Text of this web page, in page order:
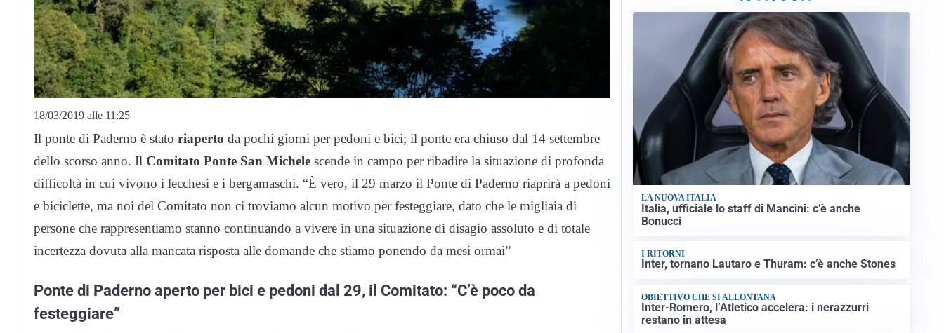
18/03/2019 alle 11:25
Il ponte di Paderno è stato riaperto da pochi giorni per pedoni e bici; il ponte era chiuso dal 14 settembre
dello scorso anno. Il Comitato Ponte San Michele scende in campo per ribadire la situazione di profonda
difficoltà in cui vivono i lecchesi e i bergamaschi. “È vero, il 29 marzo il Ponte di Paderno riaprirà a pedoni
e biciclette, ma noi del Comitato non ci troviamo alcun motivo per festeggiare, dato che le migliaia di
persone che rappresentiamo stanno continuando a vivere in una situazione di disagio assoluto e di totale
incertezza dovuta alla mancata risposta alle domande che stiamo ponendo da mesi ormai”
Ponte di Paderno aperto per bici e pedoni dal 29, il Comitato: “C’è poco da
festeggiare”
LA NUOVA ITALIA
Italia, ufficiale lo staff di Mancini: c’è anche
Bonucci
I RITORNI
Inter, tornano Lautaro e Thuram: c’è anche Stones
OBIETTIVO CHE SI ALLONTANA
Inter-Romero, l’Atletico accelera: i nerazzurri
restano in attesa